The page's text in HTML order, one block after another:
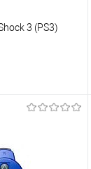
3 (PS3)